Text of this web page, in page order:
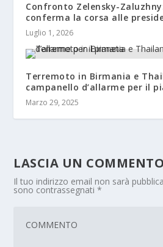
Confronto Zelensky-
conferma la corsa alle
Luglio 1, 2026
Terremoto in Birmania e
campanello d’allarme per il
Marzo 29, 2025
LASCIA UN COMMENTO
Il tuo indirizzo email non sarà
sono contrassegnati*